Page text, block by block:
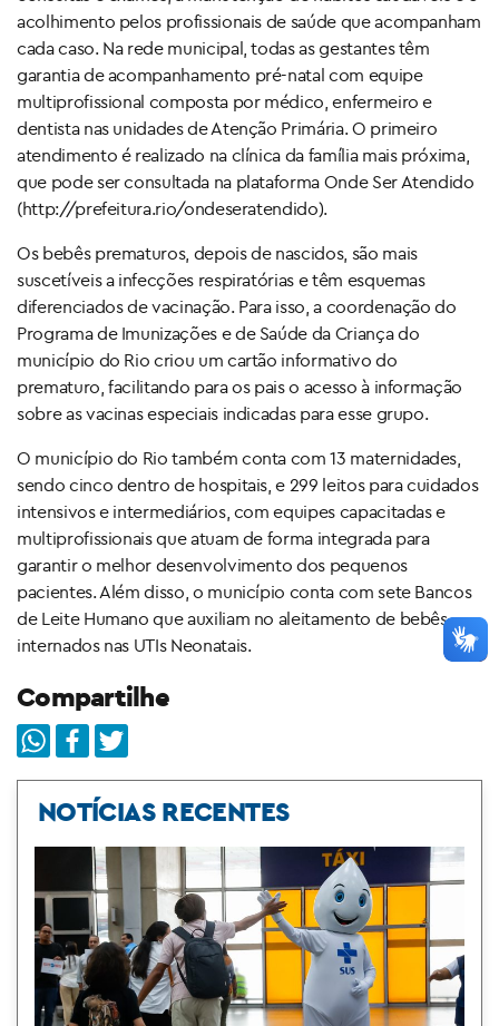
acolhimento pelos profissionais de saúde que acompanham
cada caso. Na rede municipal, todas as gestantes têm
garantia de acompanhamento pré-natal com equipe
multiprofissional composta por médico, enfermeiro e
dentista nas unidades de Atenção Primária. O primeiro
atendimento é realizado na clínica da família mais próxima,
que pode ser consultada na plataforma Onde Ser Atendido
(http://prefeitura.rio/ondeseratendido).
Os bebês prematuros, depois de nascidos, são mais
suscetíveis a infecções respiratórias e têm esquemas
diferenciados de vacinação. Para isso, a coordenação do
Programa de Imunizações e de Saúde da Criança do
município do Rio criou um cartão informativo do
prematuro, facilitando para os pais o acesso à informação
sobre as vacinas especiais indicadas para esse grupo.
O município do Rio também conta com 13 maternidades,
sendo cinco dentro de hospitais, e 299 leitos para cuidados
intensivos e intermediários, com equipes capacitadas e
multiprofissionais que atuam de forma integrada para
garantir o melhor desenvolvimento dos pequenos
pacientes. Além disso, o município conta com sete Bancos
de Leite Humano que auxiliam no aleitamento de bebês
internados nas UTIs Neonatais.
Compartilhe
NOTÍCIAS RECENTES